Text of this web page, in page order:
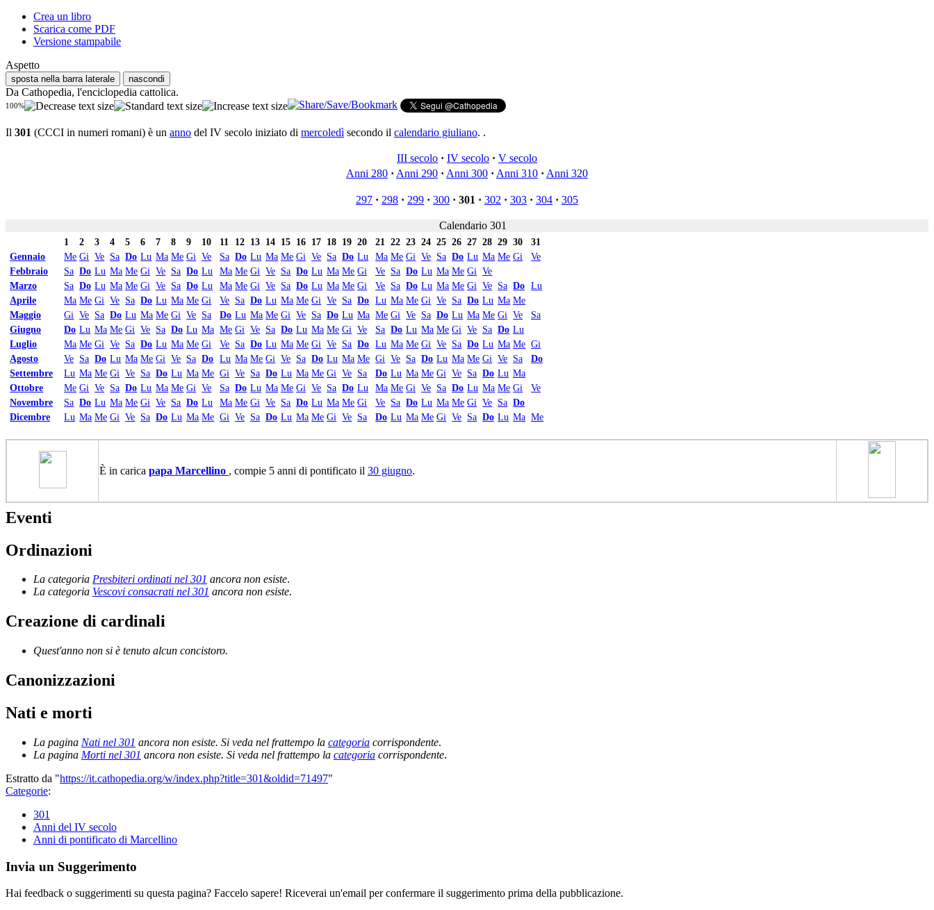
Crea un libro
Scarica come PDF
Versione stampabile
Aspetto
sposta nella barra laterale nascondi
Da Cathopedia, l'enciclopedia cattolica.
100%
Il 301 (CCCI in numeri romani) è un anno del IV secolo iniziato di mercoledì secondo il calendario giuliano. .
III secolo · IV secolo · V secolo
Anni 280 · Anni 290 · Anni 300 · Anni 310 · Anni 320
297 · 298 · 299 · 300 · 301 · 302 · 303 · 304 · 305
Calendario 301
1 2 3 4 5 6 7 8 9 10 11 12 13 14 15 16 17 18 19 20 21 22 23 24 25 26 27 28 29 30
31
Gennaio
Me Gi Ve Sa Do Lu Ma Me Gi Ve Sa Do Lu Ma Me Gi Ve Sa Do Lu Ma Me Gi Ve Sa Do Lu Ma Me Gi
Ve
Febbraio
Sa Do Lu Ma Me Gi Ve Sa Do Lu Ma Me Gi Ve Sa Do Lu Ma Me Gi Ve Sa Do Lu Ma Me Gi Ve
Marzo
Sa Do Lu Ma Me Gi Ve Sa Do Lu Ma Me Gi Ve Sa Do Lu Ma Me Gi Ve Sa Do Lu Ma Me Gi Ve Sa Do Lu
Aprile
Ma Me Gi Ve Sa Do Lu Ma Me Gi Ve Sa Do Lu Ma Me Gi Ve Sa Do Lu Ma Me Gi Ve Sa Do Lu Ma Me
Maggio
Gi Ve Sa Do Lu Ma Me Gi Ve Sa Do Lu Ma Me Gi Ve Sa Do Lu Ma Me Gi Ve Sa Do Lu Ma Me Gi Ve
Sa
Giugno
Do Lu Ma Me Gi Ve Sa Do Lu Ma Me Gi Ve Sa Do Lu Ma Me Gi Ve Sa Do Lu Ma Me Gi Ve Sa Do Lu
Luglio
Ma Me Gi Ve Sa Do Lu Ma Me Gi Ve Sa Do Lu Ma Me Gi Ve Sa Do Lu Ma Me Gi Ve Sa Do Lu Ma Me Gi
Agosto
Ve Sa Do Lu Ma Me Gi Ve Sa Do Lu Ma Me Gi Ve Sa Do Lu Ma Me Gi Ve Sa Do Lu Ma Me Gi Ve Sa
Do
Settembre
Lu Ma Me Gi Ve Sa Do Lu Ma Me Gi Ve Sa Do Lu Ma Me Gi Ve Sa Do Lu Ma Me Gi Ve Sa Do Lu Ma
Ottobre
Me Gi Ve Sa Do Lu Ma Me Gi Ve Sa Do Lu Ma Me Gi Ve Sa Do Lu Ma Me Gi Ve Sa Do Lu Ma Me Gi
Ve
Novembre
Sa Do Lu Ma Me Gi Ve Sa Do Lu Ma Me Gi Ve Sa Do Lu Ma Me Gi Ve Sa Do Lu Ma Me Gi Ve Sa Do
Dicembre
Lu Ma Me Gi Ve Sa Do Lu Ma Me Gi Ve Sa Do Lu Ma Me Gi Ve Sa Do Lu Ma Me Gi Ve Sa Do Lu Ma Me
È in carica papa Marcellino , compie 5 anni di pontificato il 30 giugno.
Eventi
Ordinazioni
La categoria Presbiteri ordinati nel 301 ancora non esiste.
La categoria Vescovi consacrati nel 301 ancora non esiste.
Creazione di cardinali
Quest'anno non si è tenuto alcun concistoro.
Canonizzazioni
Nati e morti
La pagina Nati nel 301 ancora non esiste. Si veda nel frattempo la categoria corrispondente.
La pagina Morti nel 301 ancora non esiste. Si veda nel frattempo la categoria corrispondente.
Estratto da "https://it.cathopedia.org/w/index.php?title=301&oldid=71497"
Categorie:
301
Anni del IV secolo
Anni di pontificato di Marcellino
Invia un Suggerimento
Hai feedback o suggerimenti su questa pagina? Faccelo sapere! Riceverai un'email per confermare il suggerimento prima della pubblicazione.